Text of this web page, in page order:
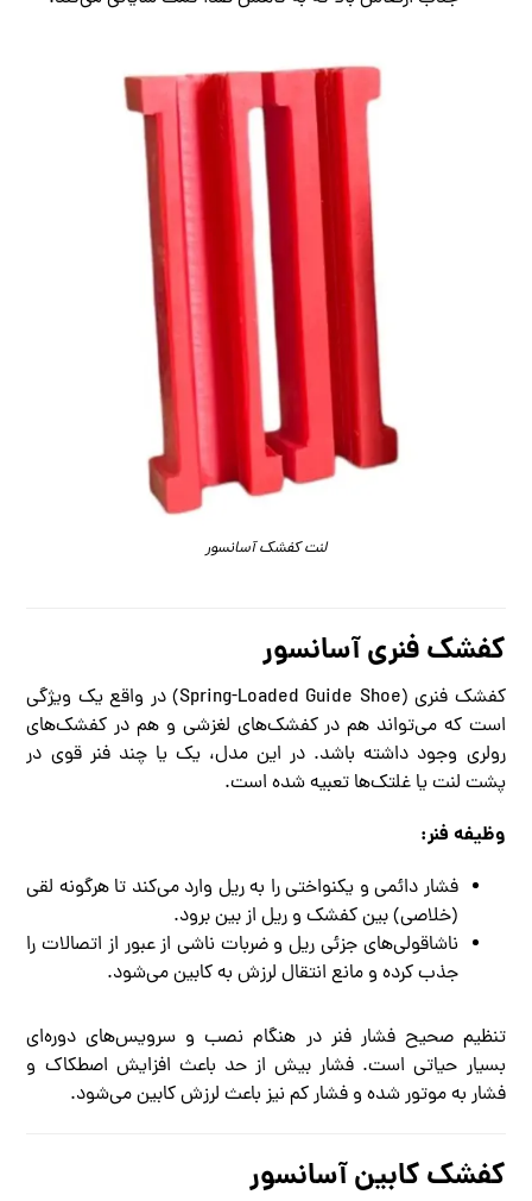
لنت کفشک آسانسور
کفشک فنری آسانسور
کفشک فنری (Spring-Loaded Guide Shoe) در واقع یک ویژگی
است که می‌تواند هم در کفشک‌های لغزشی و هم در کفشک‌های
رولری وجود داشته باشد. در این مدل، یک یا چند فنر قوی در
پشت لنت یا غلتک‌ها تعبیه شده است.
وظیفه فنر:
فشار دائمی و یکنواختی را به ریل وارد می‌کند تا هرگونه لقی
(خلاصی) بین کفشک و ریل از بین برود.
ناشاقولی‌های جزئی ریل و ضربات ناشی از عبور از اتصالات را
جذب کرده و مانع انتقال لرزش به کابین می‌شود.
تنظیم صحیح فشار فنر در هنگام نصب و سرویس‌های دوره‌ای
بسیار حیاتی است. فشار بیش از حد باعث افزایش اصطکاک و
فشار به موتور شده و فشار کم نیز باعث لرزش کابین می‌شود.
کفشک کابین آسانسور